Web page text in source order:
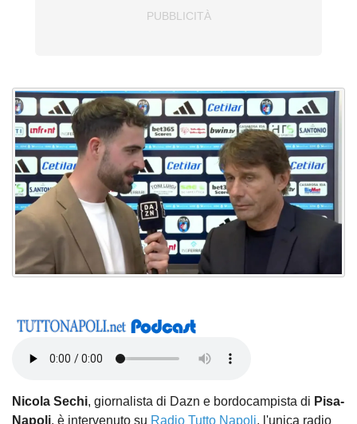
Nicola Sechi, giornalista di Dazn e bordocampista di Pisa-
Napoli, è intervenuto su Radio Tutto Napoli, l'unica radio